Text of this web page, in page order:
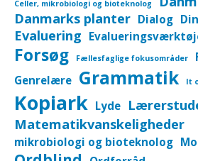
Celler, mikrobiologi og bioteknolog
Danmarks planter Dialog
Evaluering
Forsøg Fællesfaglige fokusområder
Genrelære Grammatik It
Kopiark Lyde
Matematikvanskeligheder
mikrobiologi og bioteknolog